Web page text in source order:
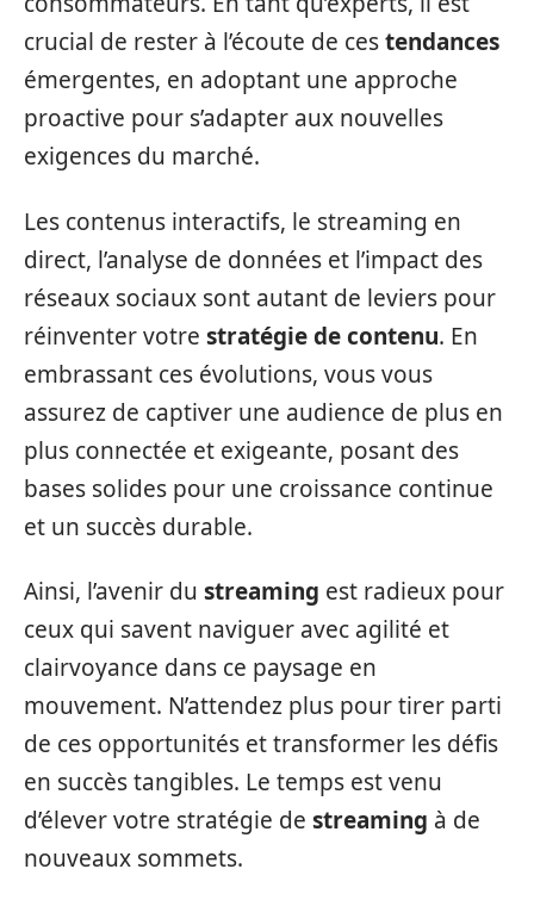
crucial de rester à l’écoute de cestendances
émergentes, en adoptant une approche
proactive pour s’adapter aux nouvelles
exigences du marché.
Les contenus interactifs, le streaming en
direct, l’analyse de données et l’impact des
réseaux sociaux sont autant de leviers pour
réinventer votre stratégie de contenu. En
embrassant ces évolutions, vous vous
assurez de captiver une audience de plus en
plus connectée et exigeante, posant des
bases solides pour une croissance continue
et un succès durable.
Ainsi, l’avenir du streaming est radieux pour
ceux qui savent naviguer avec agilité et
clairvoyance dans ce paysage en
mouvement. N’attendez plus pour tirer parti
de ces opportunités et transformer les défis
en succès tangibles. Le temps est venu
d’élever votre stratégie de streaming à de
nouveaux sommets.